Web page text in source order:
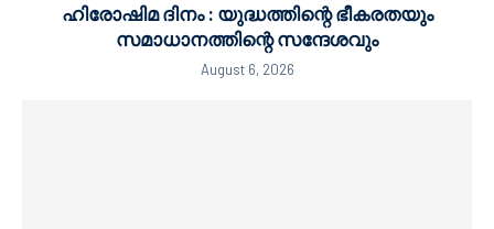
ഹിരോഷിമ ദിനം : യുദ്ധത്തിന്റെ ഭീകരതയും
സമാധാനത്തിന്റെ സന്ദേശവും
August 6, 2026